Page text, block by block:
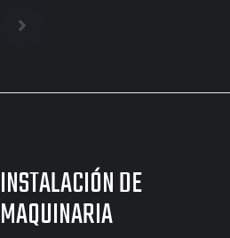
INSTALACIÓN DE
MAQUINARIA